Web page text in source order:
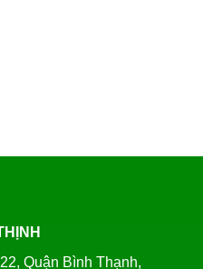
Quận Bình Thạnh,